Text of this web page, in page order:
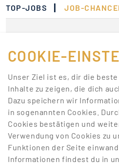
TOP-JOBS | JOB-
Jobs,
Lass dich über neue Job-
mit Job-Alerts automatisch
JOB-ALERT
COOKIE-
Unser Ziel ist es, dir die
Inhalte zu zeigen, die dich
Dazu speichern wir
in sogenannten Cookies.
Cookies bestätigen und
Verwendung von Cookies zu
Funktionen der Seite
Informationen findest du in